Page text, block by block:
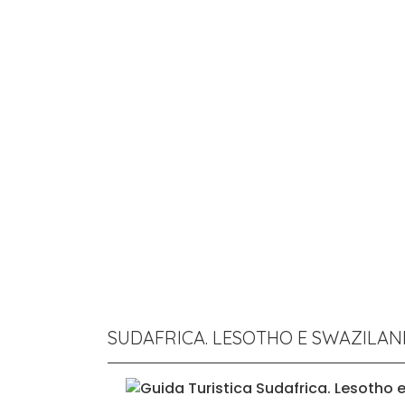
SUDAFRICA. LESOTHO E